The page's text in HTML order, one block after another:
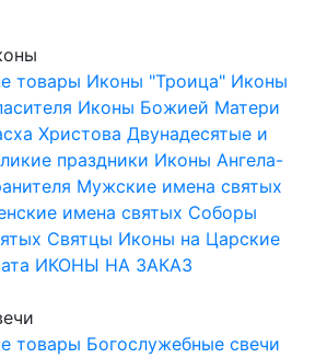
товары Иконы "Троица" Иконы
Иконы Божией Матери
Христова Двунадесятые и
праздники Иконы Ангела-
Мужские имена святых
имена святых Соборы
Святцы Иконы на Царские
ИКОНЫ НА ЗАКАЗ
товары Богослужебные свечи